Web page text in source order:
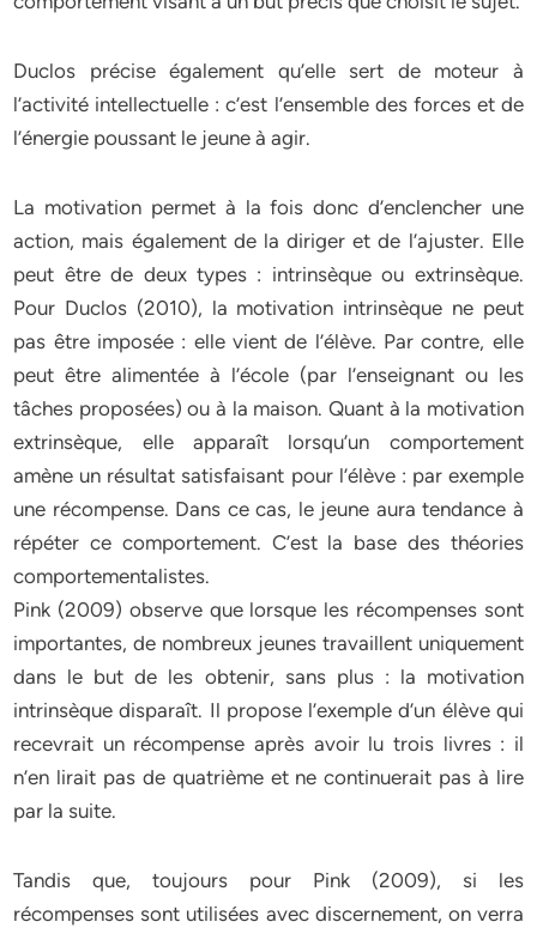
Duclos précise également qu’elle sert de moteur à
l’activité intellectuelle : c’est l’ensemble des forces et de
l’énergie poussant le jeune à agir.
La motivation permet à la fois donc d’enclencher une
action, mais également de la diriger et de l’ajuster. Elle
peut être de deux types : intrinsèque ou extrinsèque.
Pour Duclos (2010), la motivation intrinsèque ne peut
pas être imposée : elle vient de l’élève. Par contre, elle
peut être alimentée à l’école (par l’enseignant ou les
tâches proposées) ou à la maison. Quant à la motivation
extrinsèque, elle apparaît lorsqu’un comportement
amène un résultat satisfaisant pour l’élève : par exemple
une récompense. Dans ce cas, le jeune aura tendance à
répéter ce comportement. C’est la base des théories
comportementalistes.
Pink (2009) observe que lorsque les récompenses sont
importantes, de nombreux jeunes travaillent uniquement
dans le but de les obtenir, sans plus : la motivation
intrinsèque disparaît. Il propose l’exemple d’un élève qui
recevrait un récompense après avoir lu trois livres : il
n’en lirait pas de quatrième et ne continuerait pas à lire
par la suite.
Tandis que, toujours pour Pink (2009), si les
récompenses sont utilisées avec discernement, on verra